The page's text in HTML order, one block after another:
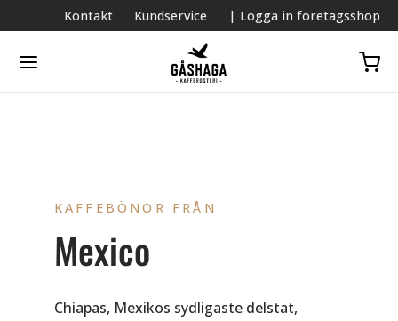
Kontakt Kundservice | Logga in företagsshop
KAFFEBÖNOR FRÅN
Mexico
Chiapas, Mexikos sydligaste delstat,